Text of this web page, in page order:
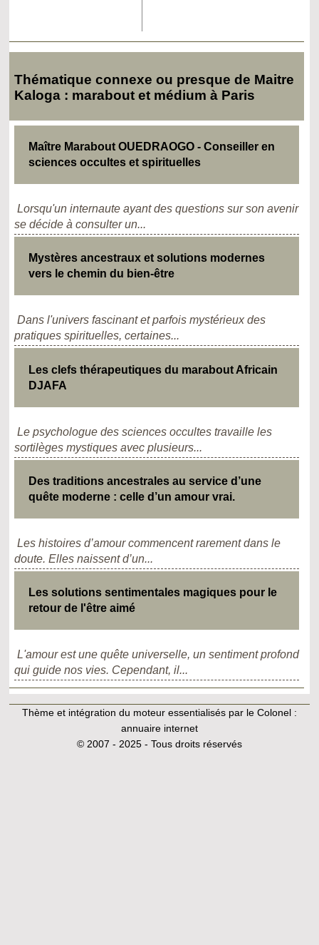
Thématique connexe ou presque de Maitre
Kaloga : marabout et médium à Paris
Maître Marabout OUEDRAOGO - Conseiller en
sciences occultes et spirituelles
Lorsqu'un internaute ayant des questions sur son avenir
se décide à consulter un...
Mystères ancestraux et solutions modernes
vers le chemin du bien-être
Dans l'univers fascinant et parfois mystérieux des
pratiques spirituelles, certaines...
Les clefs thérapeutiques du marabout Africain
DJAFA
Le psychologue des sciences occultes travaille les
sortilèges mystiques avec plusieurs...
Des traditions ancestrales au service d’une
quête moderne : celle d’un amour vrai.
Les histoires d’amour commencent rarement dans le
doute. Elles naissent d’un...
Les solutions sentimentales magiques pour le
retour de l'être aimé
L'amour est une quête universelle, un sentiment profond
qui guide nos vies. Cependant, il...
Thème et intégration du moteur essentialisés par le Colonel :
annuaire internet
© 2007 - 2025 - Tous droits réservés